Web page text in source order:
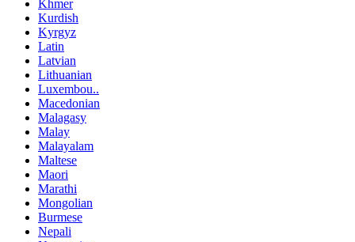
Khmer
Kurdish
Kyrgyz
Latin
Latvian
Lithuanian
Luxembou..
Macedonian
Malagasy
Malay
Malayalam
Maltese
Maori
Marathi
Mongolian
Burmese
Nepali